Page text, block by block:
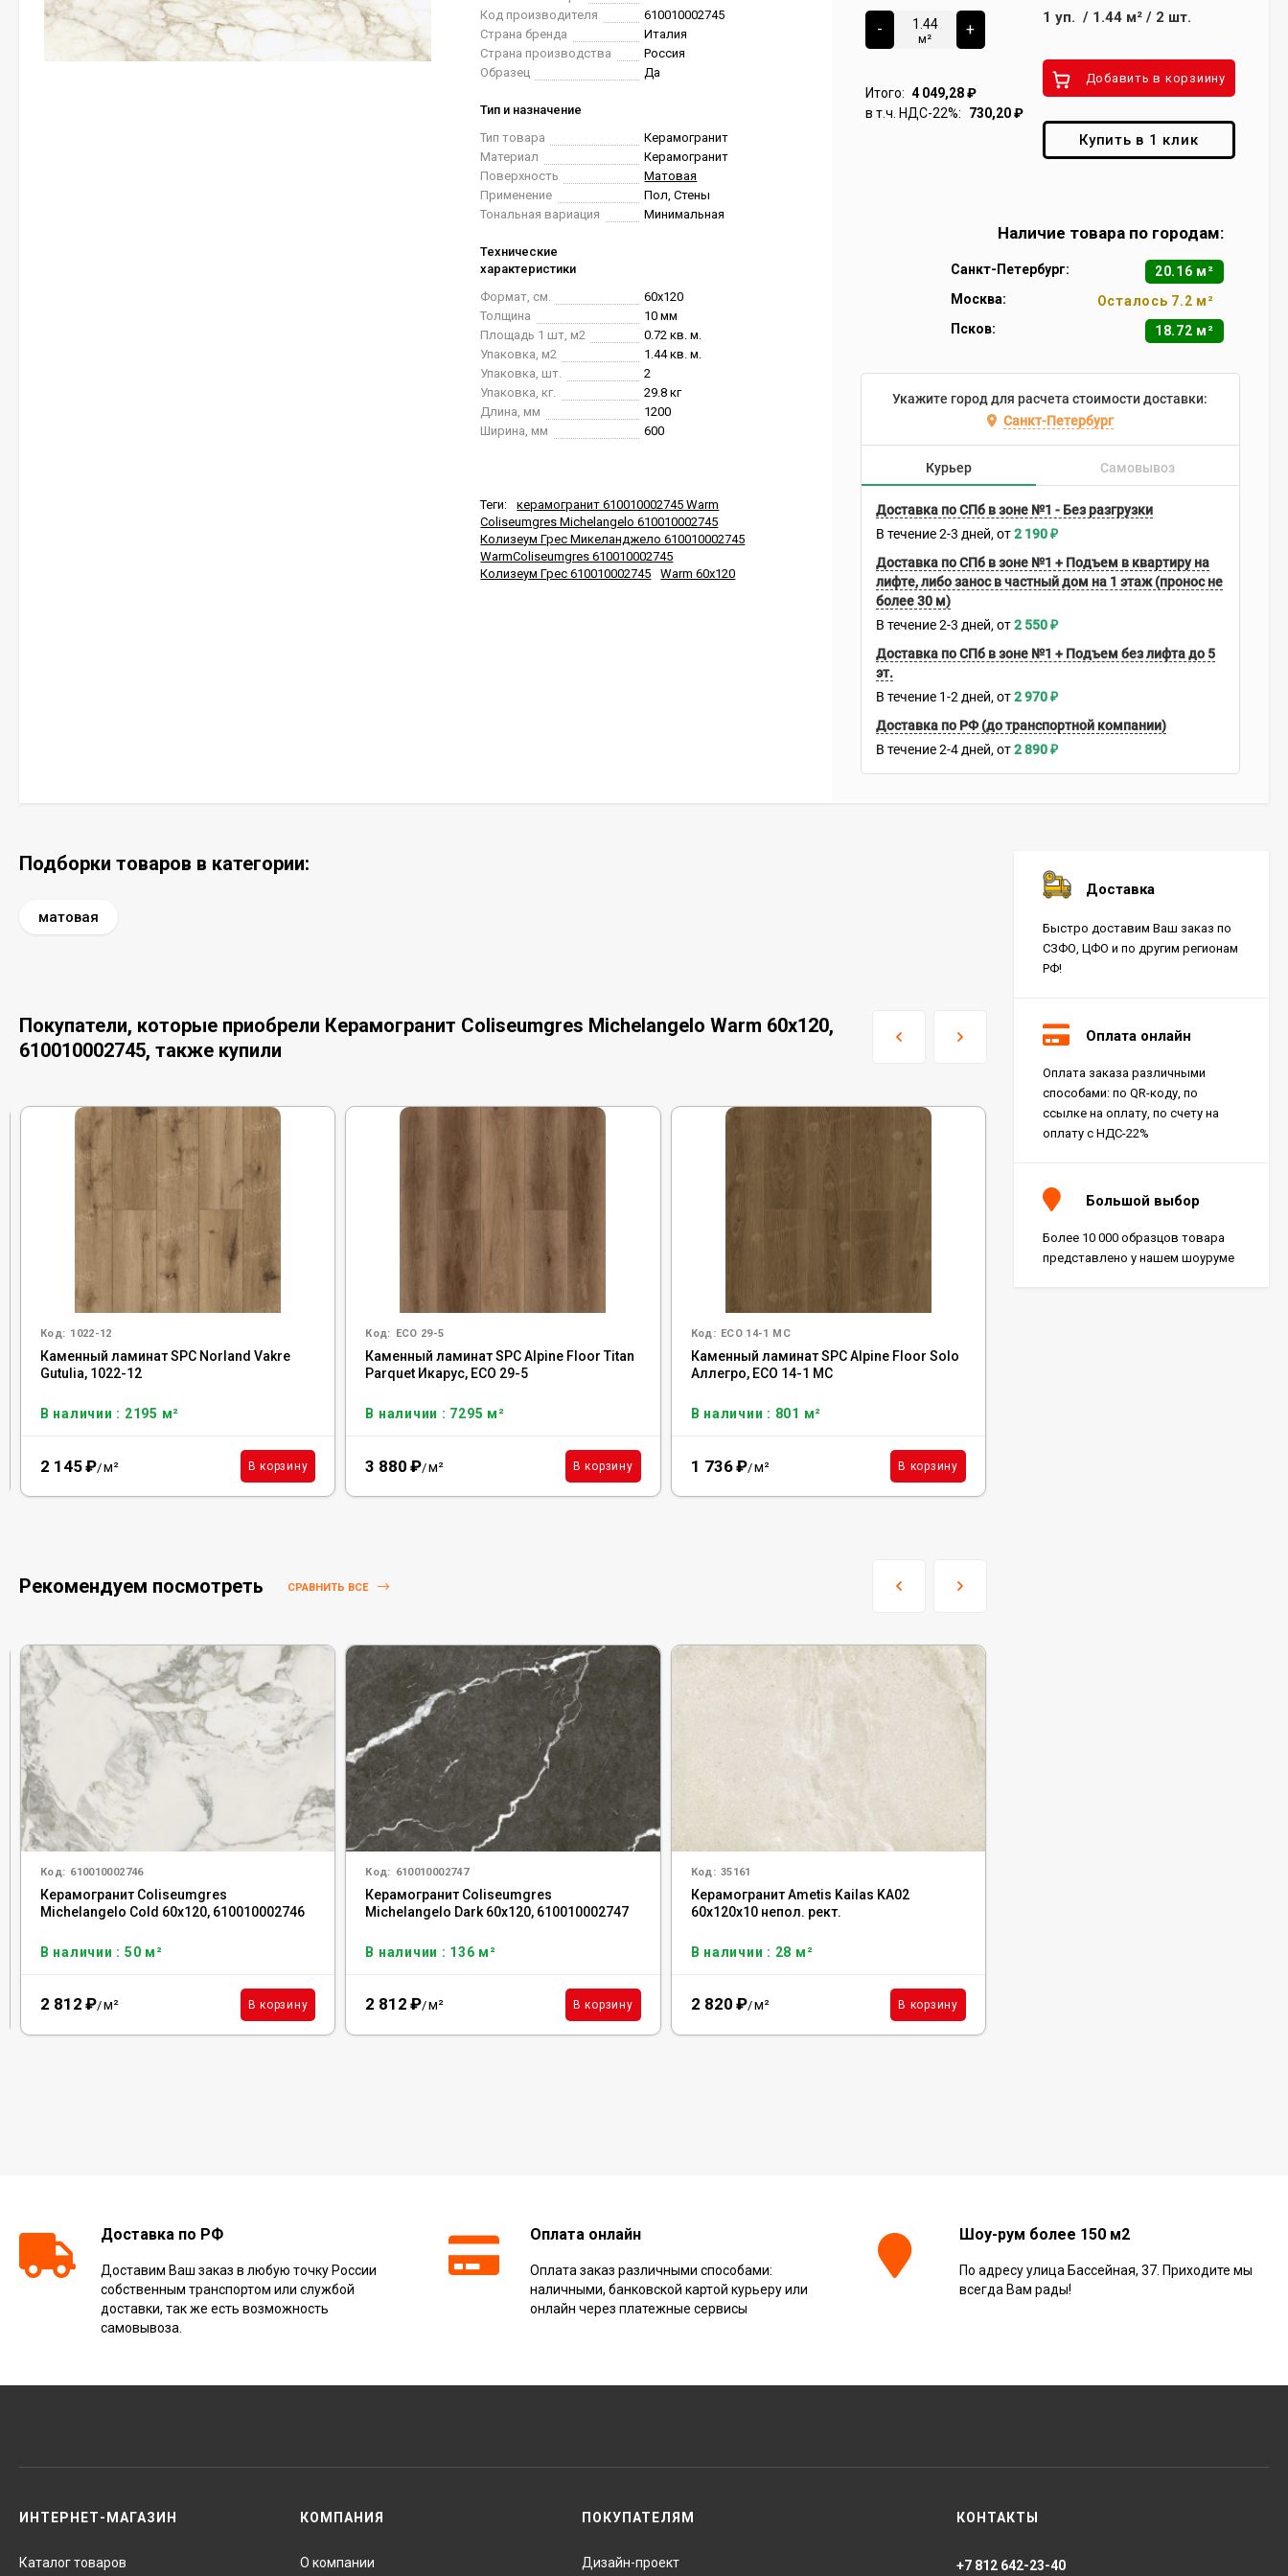
Код производителя
610010002745
Страна бренда
Италия
Страна производства
Россия
Образец
Да
Тип и назначение
Тип товара
Керамогранит
Материал
Керамогранит
Поверхность
Матовая
Применение
Пол, Стены
Тональная вариация
Минимальная
Технические
характеристики
Формат, см.
60x120
Толщина
10 мм
Площадь 1 шт, м2
0.72 кв. м.
Упаковка, м2
1.44 кв. м.
Упаковка, шт.
2
Упаковка, кг.
29.8 кг
Длина, мм
1200
Ширина, мм
600
Теги:
керамогранит 610010002745 Warm
Coliseumgres Michelangelo 610010002745
Колизеум Грес Микеланджело 610010002745
WarmColiseumgres 610010002745
Колизеум Грес 610010002745
Warm 60x120
-
м²
+
Итого: 4 049,28₽
в т.ч. НДС-22%:
730,20₽
1 уп. / 1.44м²/ 2 шт.
Добавить в корзиину
Купить в 1 клик
Наличие товара по городам:
Санкт-Петербург:
20.16 м²
Москва:
Осталось 7.2 м²
Псков:
18.72 м²
Укажите город для расчета стоимости доставки:
Санкт-Петербург
Курьер Самовывоз
Доставка по СПб в зоне №1 - Без разгрузки
В течение 2-3 дней 2 190₽
Доставка по СПб в зоне №1 + Подъем в квартиру на
лифте, либо занос в частный дом на 1 этаж (пронос не
более 30 м)
В течение 2-3 дней 2 550₽
Доставка по СПб в зоне №1 + Подъем без лифта до 5
эт.
В течение 1-2 дней 2 970₽
Доставка по РФ (до транспортной компании)
В течение 2-4 дней 2 890₽
Подборки товаров в категории:
матовая
Покупатели, которые приобрели Керамогранит Coliseumgres Michelangelo Warm 60x120,
610010002745, также купили
Код: 1022-12
Каменный ламинат SPC Norland Vakre
Gutulia, 1022-12
В наличии : 2195 м²
2 145₽/м² В корзину
Код: ECO 29-5
Каменный ламинат SPC Alpine Floor Titan
Parquet Икарус, ЕСО 29-5
В наличии : 7295 м²
3 880 ₽/м² В корзину
Код: ECO 14-1 MC
Каменный ламинат SPC Alpine Floor Solo
Аллегро, ЕСО 14-1 MC
В наличии : 801 м²
1 736₽/м² В корзину
Рекомендуем посмотреть СРАВНИТЬ ВСЕ
Код: 610010002746
Керамогранит Coliseumgres
Michelangelo Cold 60x120, 610010002746
В наличии : 50 м²
2 812 ₽/м² В корзину
Код: 610010002747
Керамогранит Coliseumgres
Michelangelo Dark 60x120, 610010002747
В наличии : 136 м²
2 812 ₽/м² В корзину
Код: 35161
Керамогранит Ametis Kailas KA02
60x120x10 непол. рект.
В наличии : 28 м²
2 820 ₽/м² В корзину
Доставка
Быстро доставим Ваш заказ по
СЗФО, ЦФО и по другим регионам
РФ!
Оплата онлайн
Оплата заказа различными
способами: по QR-коду, по
ссылке на оплату, по счету на
оплату с НДС-22%
Большой выбор
Более 10 000 образцов товара
представлено у нашем шоуруме
Доставка по РФ
Доставим Ваш заказ в любую точку России
собственным транспортом или службой
доставки, так же есть возможность
самовывоза.
Оплата онлайн
Оплата заказ различными способами:
наличными, банковской картой курьеру или
онлайн через платежные сервисы
Шоу-рум более 150 м2
По адресу улица Бассейная, 37. Приходите мы
всегда Вам рады!
ИНТЕРНЕТ-МАГАЗИН
Каталог товаров
КОМПАНИЯ
О компании
ПОКУПАТЕЛЯМ
Дизайн-проект
КОНТАКТЫ
+7 812 642-23-40